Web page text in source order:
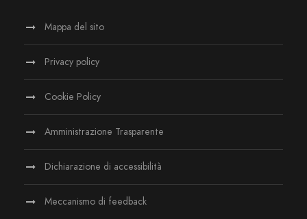
Mappa del sito
Privacy policy
Cookie Policy
Amministrazione Trasparente
Dichiarazione di accessibilità
Meccanismo di feedback